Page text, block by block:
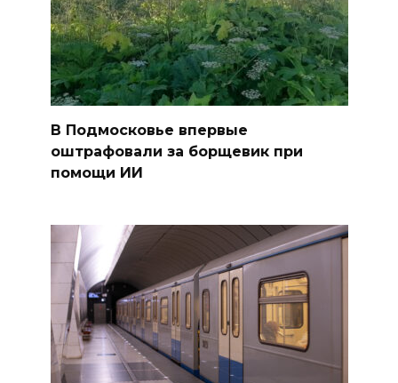
В Подмосковье впервые
оштрафовали за борщевик при
помощи ИИ